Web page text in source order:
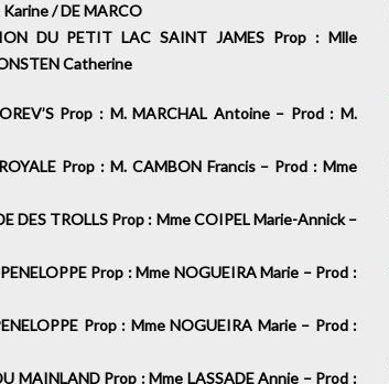
/ DE MARCO
DU PETIT LAC SAINT JAMES Prop : Mlle
Catherine
Prop : M. MARCHAL Antoine – Prod : M.
Prop : M. CAMBON Francis – Prod : Mme
DES TROLLS Prop : Mme COIPEL Marie-Annick –
Prop : Mme NOGUEIRA Marie – Prod :
Prop : Mme NOGUEIRA Marie – Prod :
MAINLAND Prop : Mme LASSADE Annie – Prod :